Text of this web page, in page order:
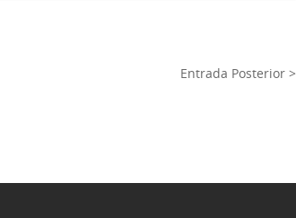
Entrada Posterior >